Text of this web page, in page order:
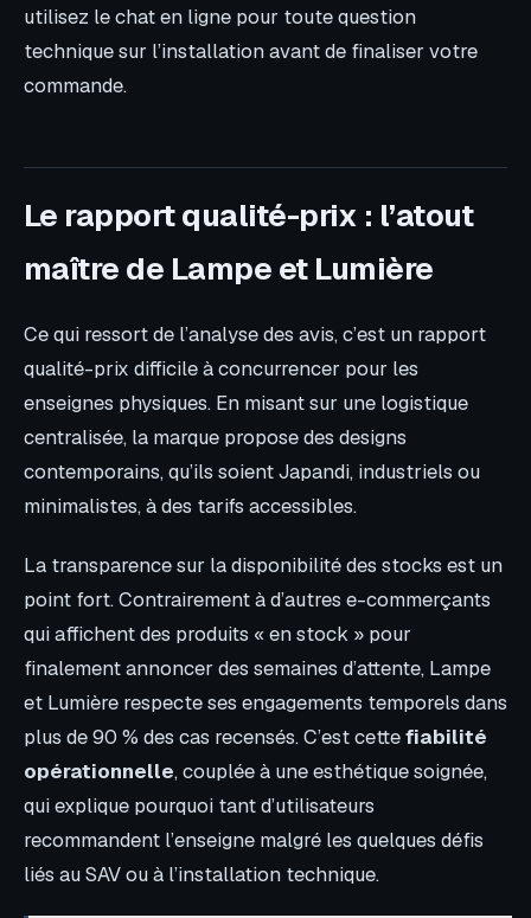
utilisez le chat en ligne pour toute question
technique sur l’installation avant de finaliser votre
commande.
Le rapport qualité-prix : l’atout
maître de Lampe et Lumière
Ce qui ressort de l’analyse des avis, c’est un rapport
qualité-prix difficile à concurrencer pour les
enseignes physiques. En misant sur une logistique
centralisée, la marque propose des designs
contemporains, qu’ils soient Japandi, industriels ou
minimalistes, à des tarifs accessibles.
La transparence sur la disponibilité des stocks est un
point fort. Contrairement à d’autres e-commerçants
qui affichent des produits « en stock » pour
finalement annoncer des semaines d’attente, Lampe
et Lumière respecte ses engagements temporels dans
plus de 90 % des cas recensés. C’est cettefiabilité
opérationnelle, couplée à une esthétique soignée,
qui explique pourquoi tant d’utilisateurs
recommandent l’enseigne malgré les quelques défis
liés au SAV ou à l’installation technique.